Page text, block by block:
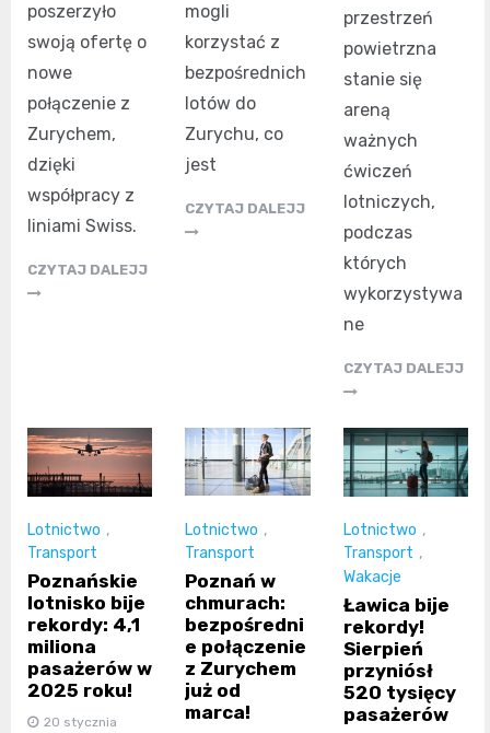
poszerzyło
swoją ofertę o
nowe
połączenie z
Zurychem,
dzięki
współpracy z
liniami Swiss.
CZYTAJ DALEJJ
mogli
korzystać z
bezpośrednich
lotów do
Zurychu, co
jest
CZYTAJ DALEJJ
przestrzeń
powietrzna
stanie się
areną
ważnych
ćwiczeń
lotniczych,
podczas
których
wykorzystywa
ne
CZYTAJ DALEJJ
Lotnictwo ,
Transport
Poznańskie
lotnisko bije
rekordy: 4,1
miliona
pasażerów w
2025 roku!
20 stycznia
Lotnictwo ,
Transport
Poznań w
chmurach:
bezpośredni
e połączenie
z Zurychem
już od
marca!
Lotnictwo ,
Transport ,
Wakacje
Ławica bije
rekordy!
Sierpień
przyniósł
520 tysięcy
pasażerów